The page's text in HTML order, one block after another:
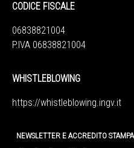
CODICE FISCALE
06838821004
P.IVA 06838821004
WHISTLEBLOWING
https://whistleblowing.ingv.it
NEWSLETTER E ACCREDITO STAMPA